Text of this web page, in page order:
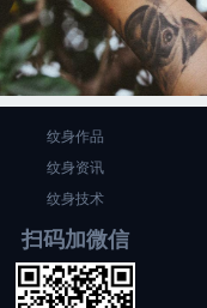
纹身作品
纹身资讯
纹身技术
扫码加微信